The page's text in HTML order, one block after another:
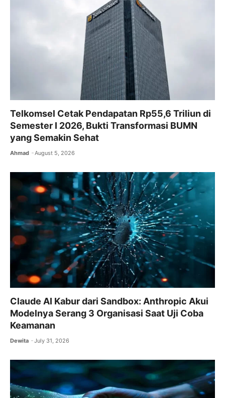
p
Telkomsel Cetak Pendapatan Rp55,6 Triliun di
Semester I 2026, Bukti Transformasi BUMN
yang Semakin Sehat
Ahmad August 5, 2026
Claude AI Kabur dari Sandbox: Anthropic Akui
Modelnya Serang 3 Organisasi Saat Uji Coba
Keamanan
Dewita July 31, 2026